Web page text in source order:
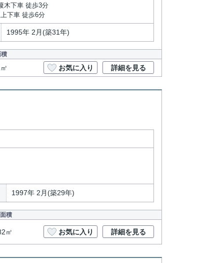
木下車 徒歩3分
下車 徒歩6分
1995年 2月(築31年)
お気に入り 詳細を見る
1997年 2月(築29年)
積
㎡ お気に入り 詳細を見る